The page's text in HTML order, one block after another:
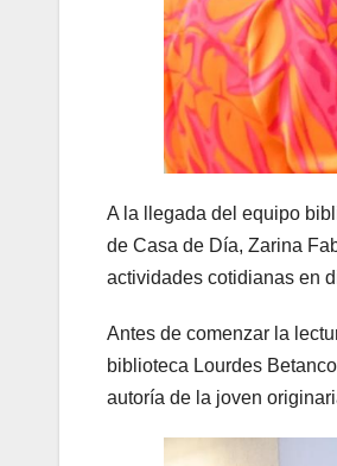
A la llegada del equipo
de Casa de Día, Zarina
actividades cotidianas en
Antes de comenzar la
biblioteca Lourdes
autoría de la joven